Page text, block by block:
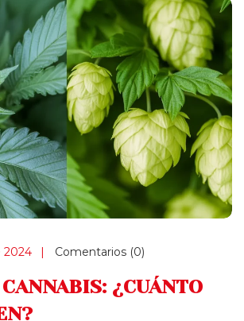
2024 Comentarios (0)
¿CUÁNTO